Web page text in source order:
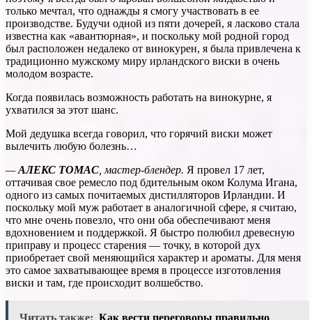
только мечтал, что однажды я смогу участвовать в ее
производстве. Будучи одной из пяти дочерей, я ласково стала
известна как «авантюрная», и поскольку мой родной город
был расположен недалеко от винокурен, я была привлечена к
традиционно мужскому миру ирландского виски в очень
молодом возрасте.
Когда появилась возможность работать на винокурне, я
ухватился за этот шанс.
Мой дедушка всегда говорил, что горячий виски может
вылечить любую болезнь…
—АЛЕКС ТОМАС , мастер-блендер. Я провел 17 лет,
оттачивая свое ремесло под бдительным оком Колума Игана,
одного из самых почитаемых дистилляторов Ирландии. И
поскольку мой муж работает в аналогичной сфере, я считаю,
что мне очень повезло, что они оба обеспечивают меня
вдохновением и поддержкой. Я быстро полюбил древесную
приправу и процесс старения — точку, в которой дух
приобретает свой меняющийся характер и ароматы. Для меня
это самое захватывающее время в процессе изготовления
виски и там, где происходит волшебство.
Читать также: Как вести переговоры правильно